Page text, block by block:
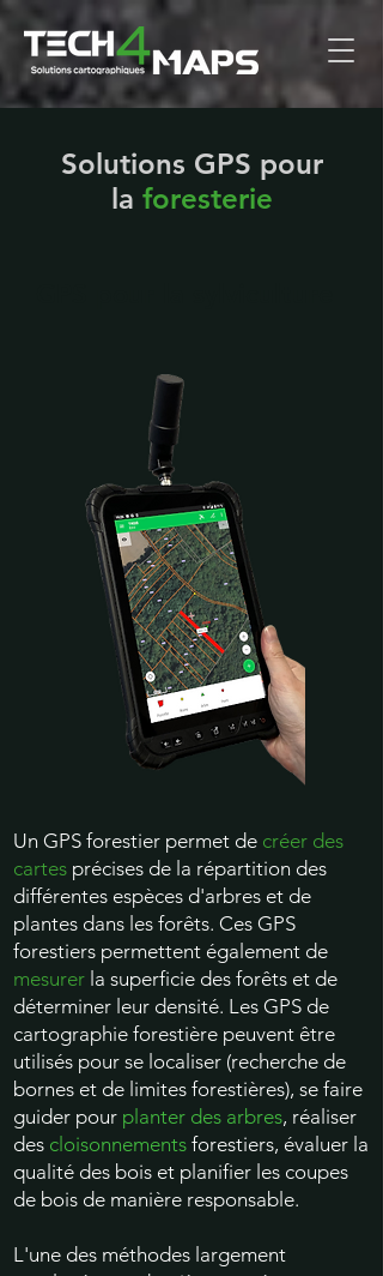
Solutions GPS pour
la foresterie
Un GPS forestier permet de créer des
cartes précises de la répartition des
différentes espèces d'arbres et de
plantes dans les forêts. Ces GPS
forestiers permettent également de
mesurer la superficie des forêts et de
déterminer leur densité. Les GPS de
cartographie forestière peuvent être
utilisés pour se localiser (recherche de
bornes et de limites forestières), se faire
guider pour planter des arbres, réaliser
des cloisonnements forestiers, évaluer la
qualité des bois et planifier les coupes
de bois de manière responsable.
L'une des méthodes largement